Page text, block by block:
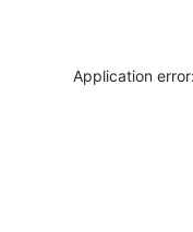
Application